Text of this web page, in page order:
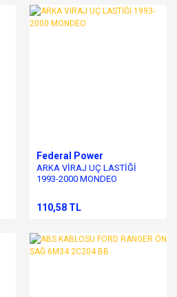
Federal Power
ARKA VİRAJ UÇ LASTİĞİ
1993-2000 MONDEO
110,58 TL